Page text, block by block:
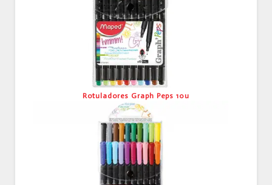
Rotuladores Graph Peps 10u